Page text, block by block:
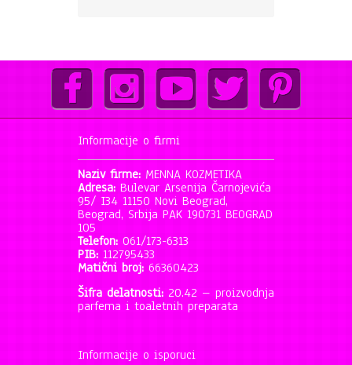
Informacije o firmi
Naziv firme: MENNA KOZMETIKA
Adresa: Bulevar Arsenija Čarnojevića
95/ I34 11150 Novi Beograd,
Beograd, Srbija PAK 190731 BEOGRAD
105
Telefon: 061/173-6313
PIB: 112795433
Matični broj: 66360423
Šifra delatnosti: 20.42 – proizvodnja
parfema i toaletnih preparata
Informacije o isporuci